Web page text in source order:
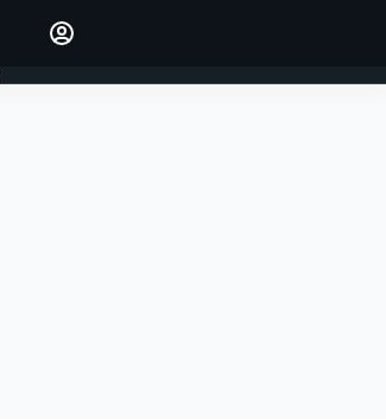
INICIAR SESIÓN